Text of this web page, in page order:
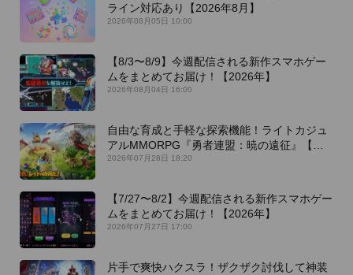
ライン対応あり【2026年8月】
2026年08月05日 10:00
【8/3〜8/9】今週配信される新作スマホゲー
ムをまとめてお届け！【2026年】
2026年08月04日 16:00
自由な育成と手軽な探索機能！ライトカジュ
アルMMORPG『勇者連盟：暁の遠征』【最
新作PICKUP】
2026年07月28日 18:20
【7/27〜8/2】今週配信される新作スマホゲー
ムをまとめてお届け！【2026年】
2026年07月27日 17:00
片手で爽快ハクスラ！ザクザク討伐して神装